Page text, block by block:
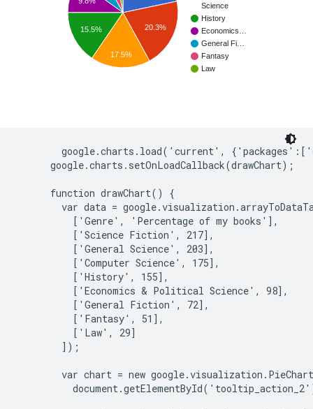
google.charts.load('current',
      google.charts.setOnLoadCallback(drawChart);
      function drawChart() {
var data =
          ['Genre', 'Percentage of my books'],
          ['Science Fiction', 217],
          ['General Science', 203],
          ['Computer Science', 175],
          ['History', 155],
          ['Economics & Political Science', 98],
          ['General Fiction', 72],
          ['Fantasy', 51],
          ['Law', 29]
        ]);
var chart = new